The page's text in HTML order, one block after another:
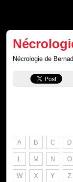
Nécrologie de
A B C D
L M N O
W X Y Z